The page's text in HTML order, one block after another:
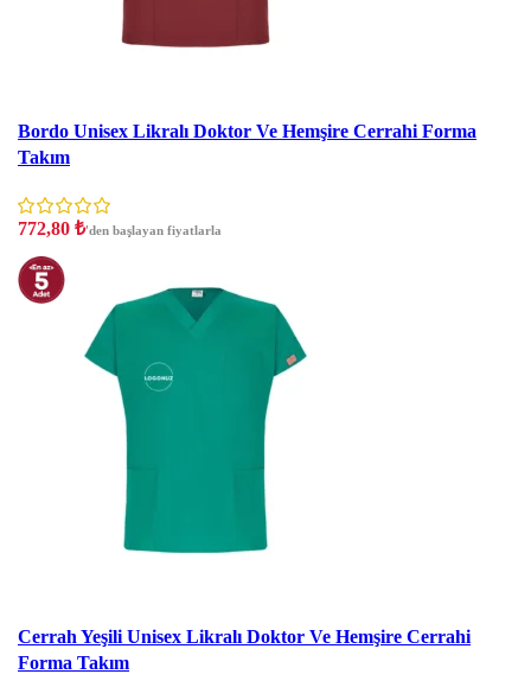
Bordo Unisex Likralı Doktor Ve Hemşire Cerrahi Forma
Takım
772,80 ₺'den başlayan fiyatlarla
Cerrah Yeşili Unisex Likralı Doktor Ve Hemşire Cerrahi
Forma Takım